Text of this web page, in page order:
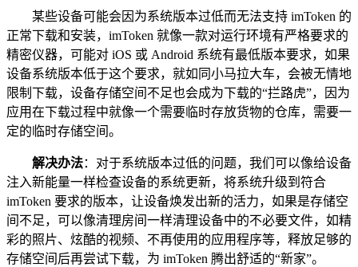
某些设备可能会因为系统版本过低而无法支持 imToken 的
正常下载和安装，imToken 就像一款对运行环境有严格要求的
精密仪器，可能对 iOS 或 Android 系统有最低版本要求，如果
设备系统版本低于这个要求，就如同小马拉大车，会被无情地
限制下载，设备存储空间不足也会成为下载的“拦路虎”，因为
应用在下载过程中就像一个需要临时存放货物的仓库，需要一
定的临时存储空间。
解决办法：对于系统版本过低的问题，我们可以像给设备
注入新能量一样检查设备的系统更新，将系统升级到符合
imToken 要求的版本，让设备焕发出新的活力，如果是存储空
间不足，可以像清理房间一样清理设备中的不必要文件，如精
彩的照片、炫酷的视频、不再使用的应用程序等，释放足够的
存储空间后再尝试下载，为 imToken 腾出舒适的“新家”。